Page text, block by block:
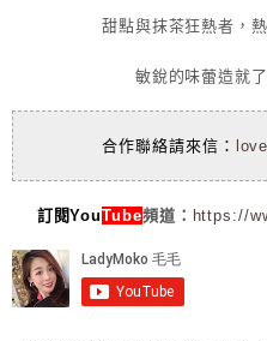
甜點與抹茶狂熱者，
敏銳的味蕾造就
合作聯絡請來信：
訂閱YouTube頻道： https://